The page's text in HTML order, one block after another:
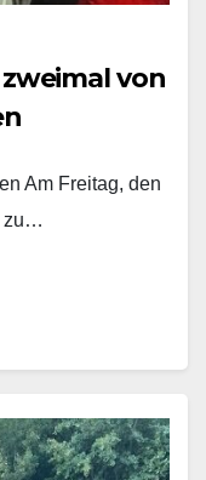
von
Am Freitag, den
zu…